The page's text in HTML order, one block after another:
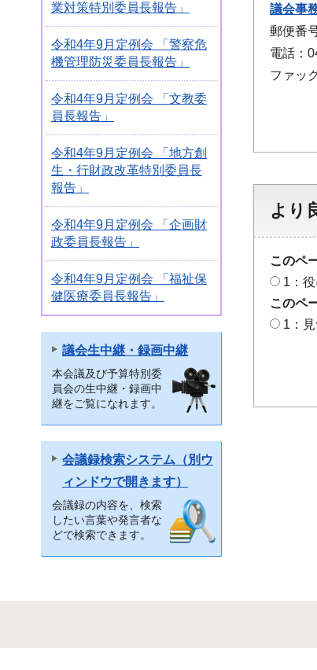
業対策特別委員長報告」
令和4年9月定例会 「警察危
機管理防災委員長報告」
令和4年9月定例会 「文教委
員長報告」
令和4年9月定例会 「地方創
生・行財政改革特別委員長
報告」
令和4年9月定例会 「企画財
政委員長報告」
令和4年9月定例会 「福祉保
健医療委員長報告」
議会生中継・録画中継
本会議及び予算特別委
員会の生中継・録画中
継をご覧になれます。
会議録検索システム（別ウ
ィンドウで開きます）
会議録の内容を、検索
したい言葉や発言者な
どで検索できます。
議会事
郵便番
電話：
ファッ
より
このペ
1：
このペ
1：